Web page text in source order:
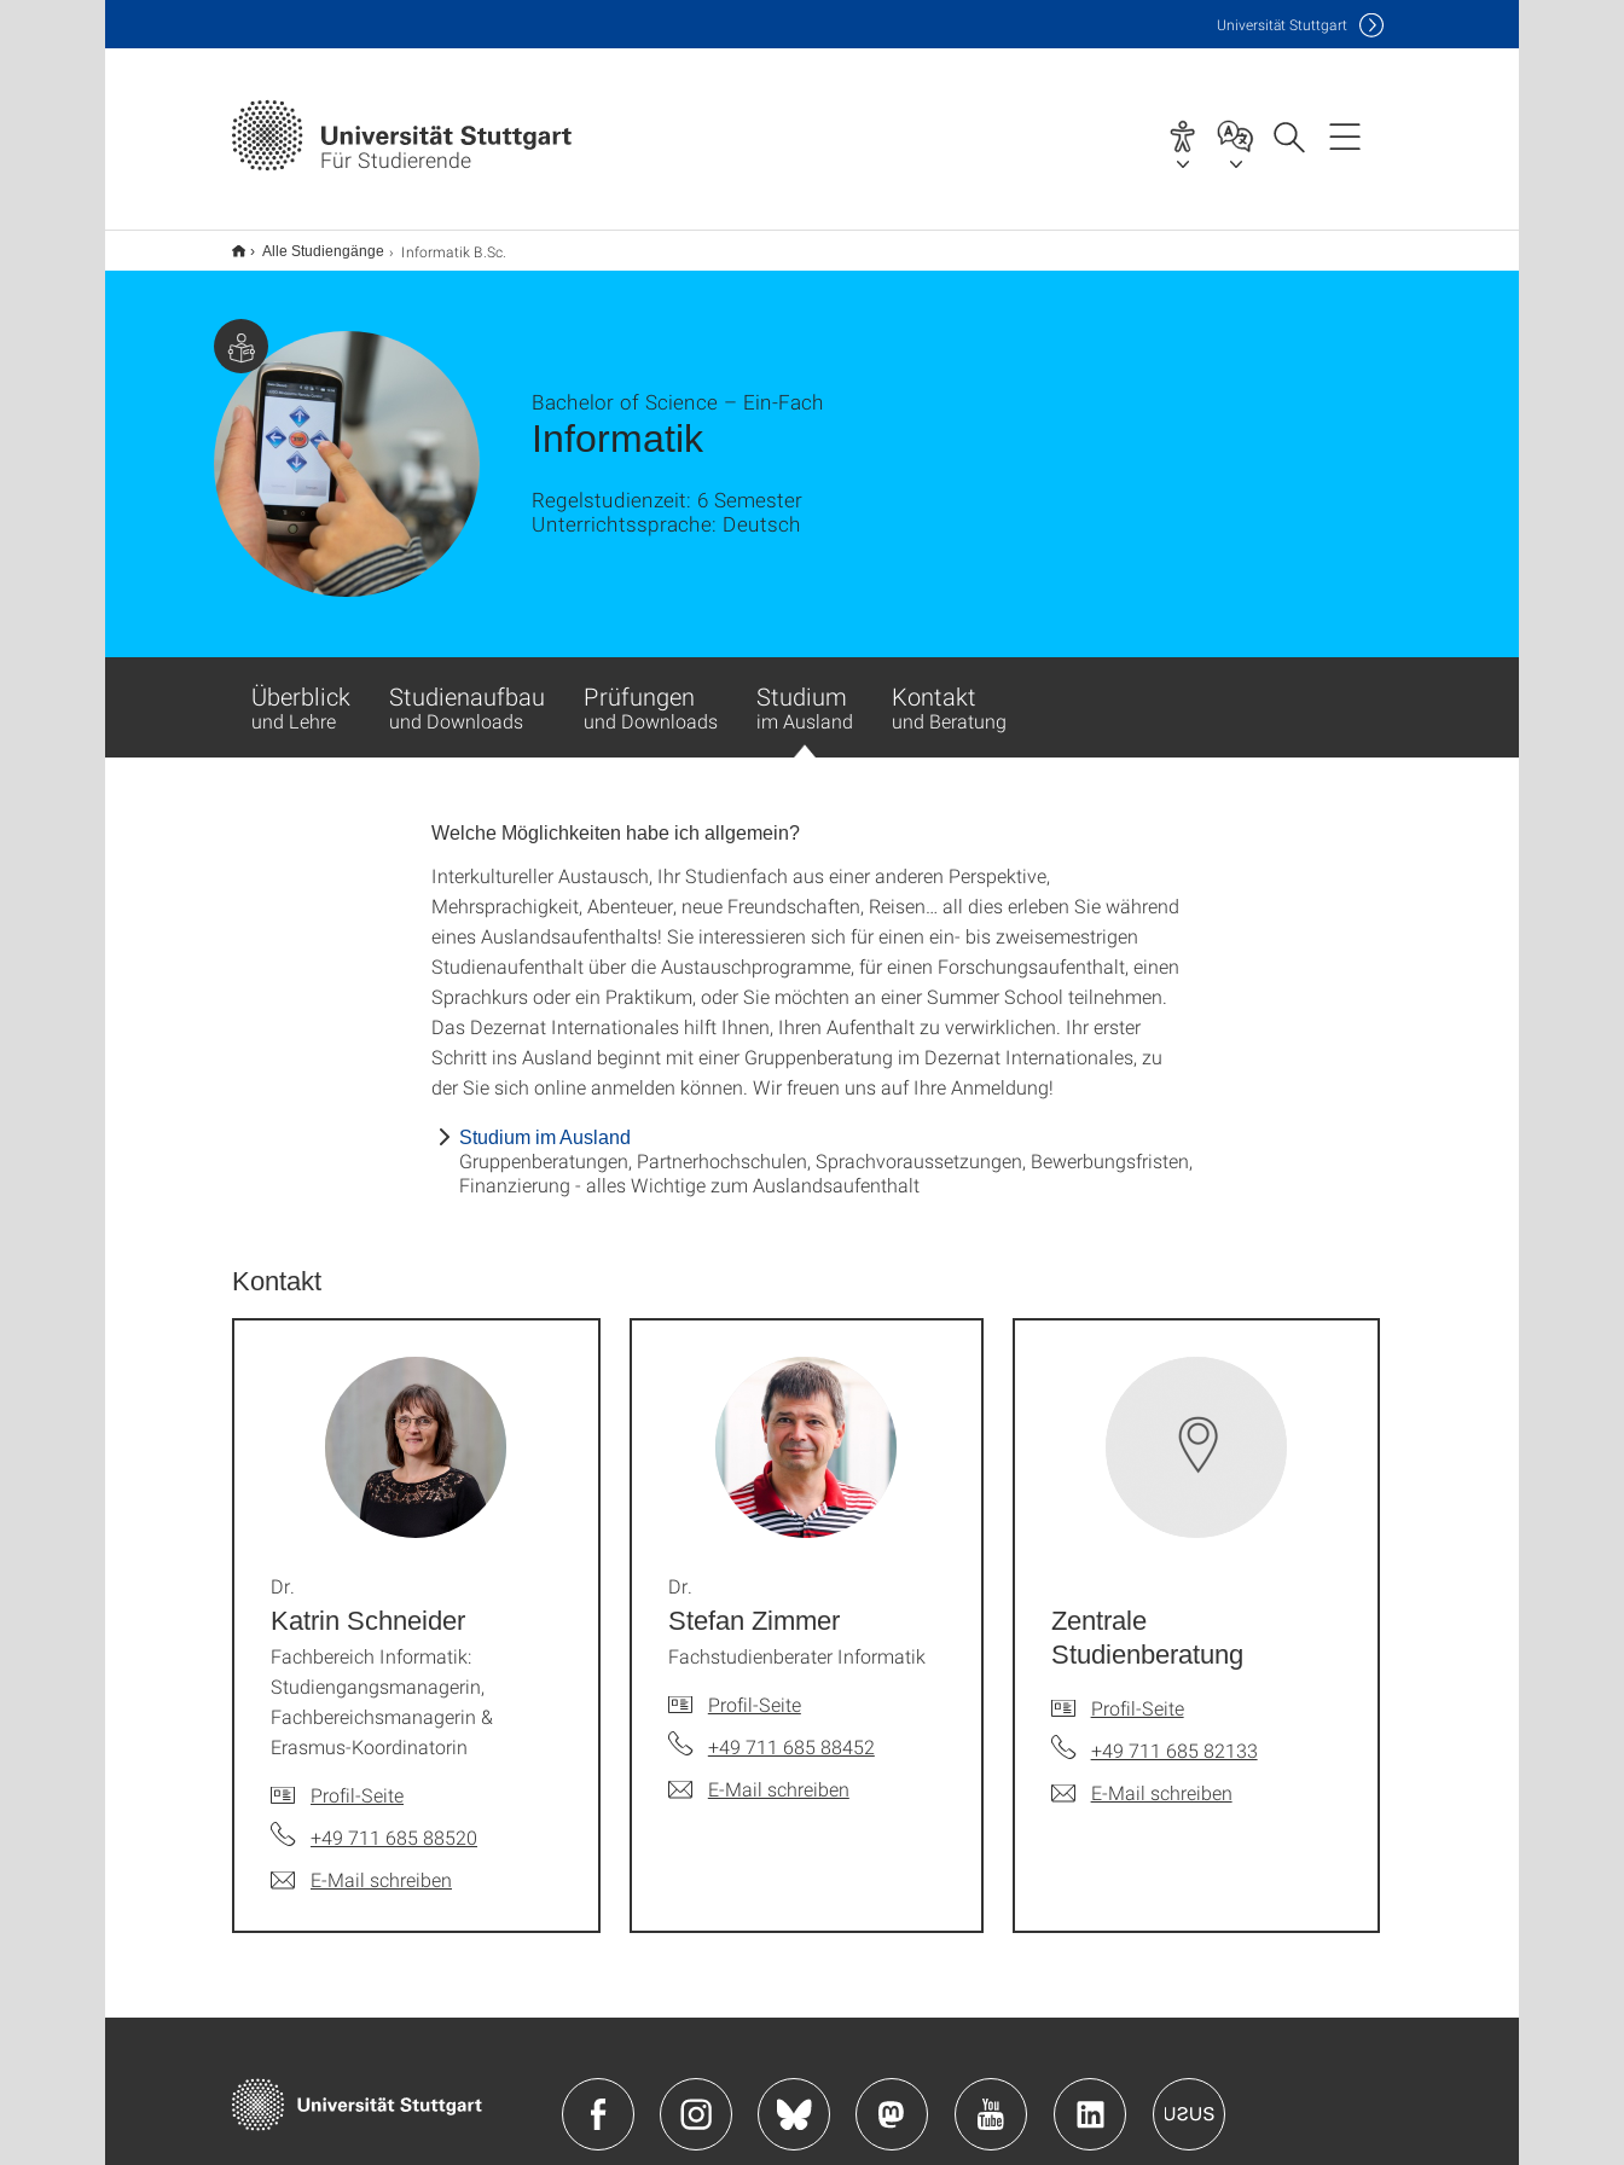
Für Studierende
Universität Stuttgart
Alle Studiengänge Informatik B.Sc.
Informatik
Bachelor of Science – Ein-Fach
Regelstudienzeit: 6 Semester
Unterrichtssprache: Deutsch
Überblick
und Lehre
Studienaufbau
und Downloads
Prüfungen
und Downloads
Studium
im Ausland
Kontakt
und Beratung
Welche Möglichkeiten habe ich allgemein?
Interkultureller Austausch, Ihr Studienfach aus einer anderen Perspektive,
Mehrsprachigkeit, Abenteuer, neue Freundschaften, Reisen… all dies erleben Sie während
eines Auslandsaufenthalts! Sie interessieren sich für einen ein- bis zweisemestrigen
Studienaufenthalt über die Austauschprogramme, für einen Forschungsaufenthalt, einen
Sprachkurs oder ein Praktikum, oder Sie möchten an einer Summer School teilnehmen.
Das Dezernat Internationales hilft Ihnen, Ihren Aufenthalt zu verwirklichen. Ihr erster
Schritt ins Ausland beginnt mit einer Gruppenberatung im Dezernat Internationales, zu
der Sie sich online anmelden können. Wir freuen uns auf Ihre Anmeldung!
Studium im Ausland
Gruppenberatungen, Partnerhochschulen, Sprachvoraussetzungen, Bewerbungsfristen,
Finanzierung - alles Wichtige zum Auslandsaufenthalt
Kontakt
Katrin Schneider
Dr.
Fachbereich Informatik:
Studiengangsmanagerin,
Fachbereichsmanagerin &
Erasmus-Koordinatorin
Profil-Seite
+49 711 685 88520
E-Mail schreiben
Stefan Zimmer
Dr.
Fachstudienberater Informatik
Profil-Seite
+49 711 685 88452
E-Mail schreiben
Zentrale
Studienberatung
Profil-Seite
+49 711 685 82133
E-Mail schreiben